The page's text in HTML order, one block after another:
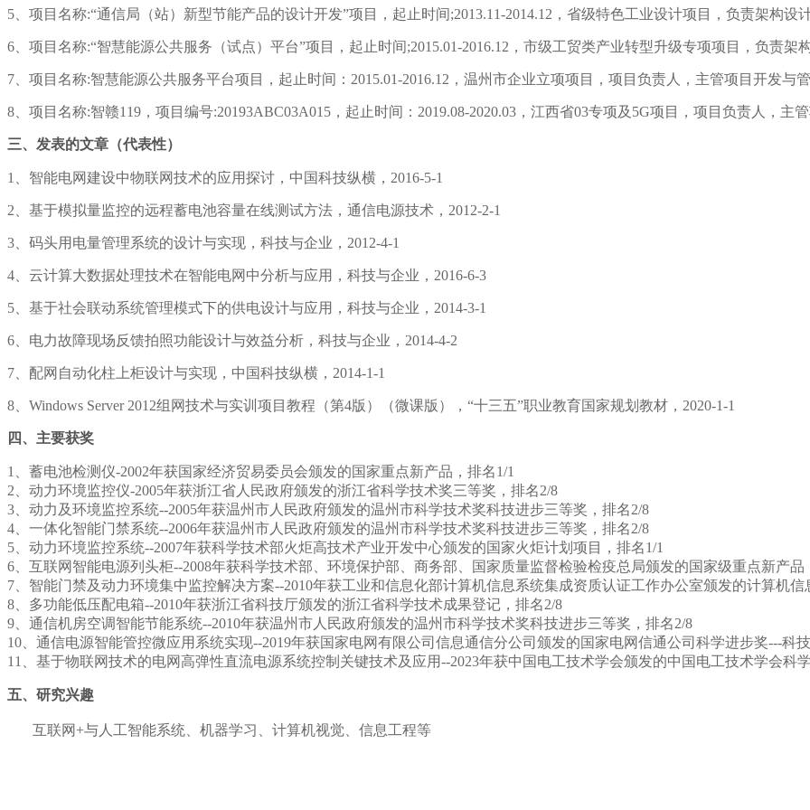
5、项目名称:“通信局（站）新型节能产品的设计开发”项目，起止时间;2013.11-2014.12，省级特色工业设计项目，负责架构设
6、项目名称:“智慧能源公共服务（试点）平台”项目，起止时间;2015.01-2016.12，市级工贸类产业转型升级专项项目，负责架
7、项目名称:智慧能源公共服务平台项目，起止时间：2015.01-2016.12，温州市企业立项项目，项目负责人，主管项目开发与
8、项目名称:智赣119，项目编号:20193ABC03A015，起止时间：2019.08-2020.03，江西省03专项及5G项目，项目负责人，主
三、发表的文章（代表性）
1、智能电网建设中物联网技术的应用探讨，中国科技纵横，2016-5-1
2、基于模拟量监控的远程蓄电池容量在线测试方法，通信电源技术，2012-2-1
3、码头用电量管理系统的设计与实现，科技与企业，2012-4-1
4、云计算大数据处理技术在智能电网中分析与应用，科技与企业，2016-6-3
5、基于社会联动系统管理模式下的供电设计与应用，科技与企业，2014-3-1
6、电力故障现场反馈拍照功能设计与效益分析，科技与企业，2014-4-2
7、配网自动化柱上柜设计与实现，中国科技纵横，2014-1-1
8、Windows Server 2012组网技术与实训项目教程（第4版）（微课版），“十三五”职业教育国家规划教材，2020-1-1
四、主要获奖
1 、蓄电池检测仪-2002年获国家经济贸易委员会颁发的国家重点新产品，排名1/1
2 、动力环境监控仪-2005年获浙江省人民政府颁发的浙江省科学技术奖三等奖，排名2/8
3 、动力及环境监控系统--2005年获温州市人民政府颁发的温州市科学技术奖科技进步三等奖，排名2/8
4 、一体化智能门禁系统--2006年获温州市人民政府颁发的温州市科学技术奖科技进步三等奖，排名2/8
5 、动力环境监控系统--2007年获科学技术部火炬高技术产业开发中心颁发的国家火炬计划项目，排名1/1
6 、互联网智能电源列头柜--2008年获科学技术部、环境保护部、商务部、国家质量监督检验检疫总局颁发的国家级重点新产品
7 、智能门禁及动力环境集中监控解决方案--2010年获工业和信息化部计算机信息系统集成资质认证工作办公室颁发的计算机
8 、多功能低压配电箱--2010年获浙江省科技厅颁发的浙江省科学技术成果登记，排名2/8
9 、通信机房空调智能节能系统--2010年获温州市人民政府颁发的温州市科学技术奖科技进步三等奖，排名2/8
10 、通信电源智能管控微应用系统实现--2019年获国家电网有限公司信息通信分公司颁发的国家电网信通公司科学进步奖---科
11
、基于物联网技术的电网高弹性直流电源系统控制关键技术及应用--2023年获中国电工技术学会颁发的中国电工技术学会科
五、研究兴趣
互联网+与 人工智能系统、机器学习、计算机视觉 、信息工程等